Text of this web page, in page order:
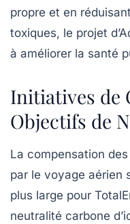
propre et en
toxiques, le projet
à améliorer la santé
Initiatives de
Objectifs de
La compensation des
par le voyage aérien
plus large pour
neutralité carbone